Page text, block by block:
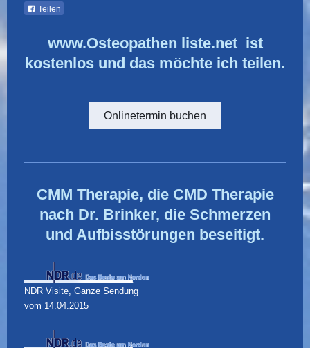
Teilen
www.Osteopathen liste.net ist
kostenlos und das möchte ich teilen.
Onlinetermin buchen
CMM Therapie, die CMD Therapie
nach Dr. Brinker, die Schmerzen
und Aufbisstörungen beseitigt.
NDR Visite, Ganze Sendung
vom 14.04.2015